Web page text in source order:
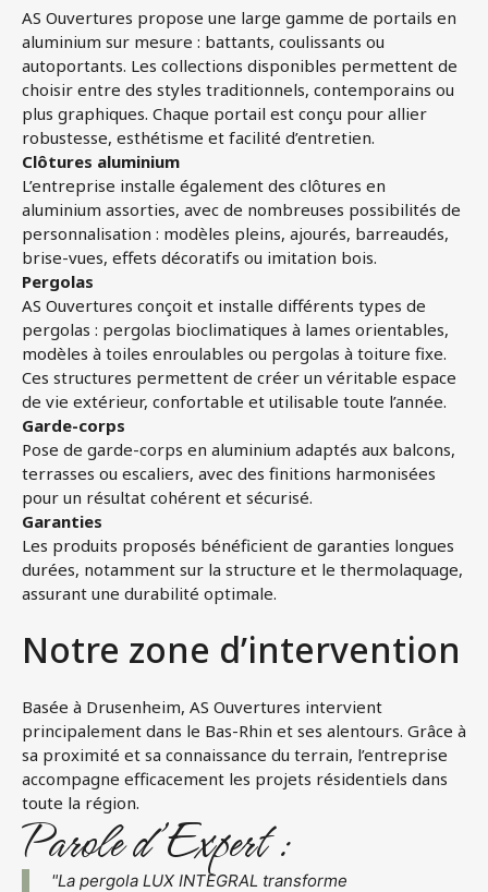
AS Ouvertures propose une large gamme de portails en
aluminium sur mesure : battants, coulissants ou
autoportants. Les collections disponibles permettent de
choisir entre des styles traditionnels, contemporains ou
plus graphiques. Chaque portail est conçu pour allier
robustesse, esthétisme et facilité d’entretien.
Clôtures aluminium
L’entreprise installe également des clôtures en
aluminium assorties, avec de nombreuses possibilités de
personnalisation : modèles pleins, ajourés, barreaudés,
brise-vues, effets décoratifs ou imitation bois.
Pergolas
AS Ouvertures conçoit et installe différents types de
pergolas : pergolas bioclimatiques à lames orientables,
modèles à toiles enroulables ou pergolas à toiture fixe.
Ces structures permettent de créer un véritable espace
de vie extérieur, confortable et utilisable toute l’année.
Garde-corps
Pose de garde-corps en aluminium adaptés aux balcons,
terrasses ou escaliers, avec des finitions harmonisées
pour un résultat cohérent et sécurisé.
Garanties
Les produits proposés bénéficient de garanties longues
durées, notamment sur la structure et le thermolaquage,
assurant une durabilité optimale.
Notre zone d’intervention
Basée à Drusenheim, AS Ouvertures intervient
principalement dans le Bas-Rhin et ses alentours. Grâce à
sa proximité et sa connaissance du terrain, l’entreprise
accompagne efficacement les projets résidentiels dans
toute la région.
Parole d’Expert :
"La pergola LUX INTEGRAL transforme